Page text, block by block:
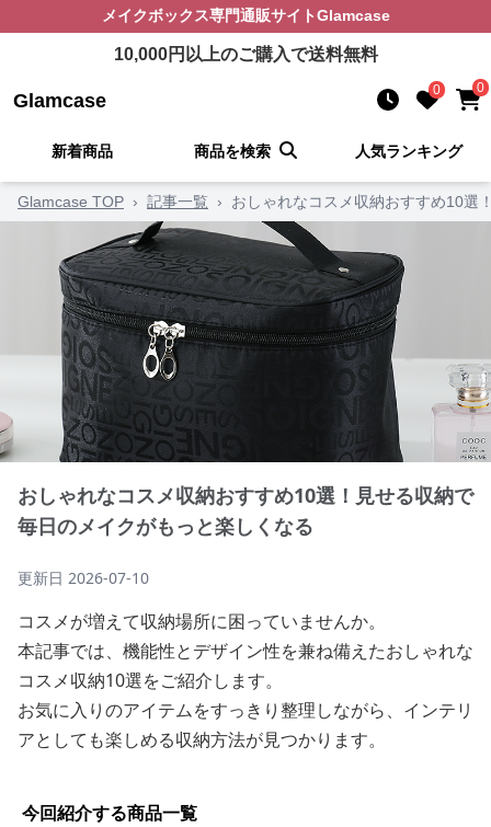
メイクボックス専門通販サイトGlamcase
10,000円以上のご購入で送料無料
Glamcase 0 0
新着商品 商品を検索 人気ランキング
Glamcase TOP › 記事一覧 › おしゃれなコスメ収納おすすめ10選
おしゃれなコスメ収納おすすめ10選！見せる収納で
毎日のメイクがもっと楽しくなる
更新日 2026-07-10
コスメが増えて収納場所に困っていませんか。
本記事では、機能性とデザイン性を兼ね備えたおしゃれな
コスメ収納10選をご紹介します。
お気に入りのアイテムをすっきり整理しながら、インテリ
アとしても楽しめる収納方法が見つかります。
今回紹介する商品一覧